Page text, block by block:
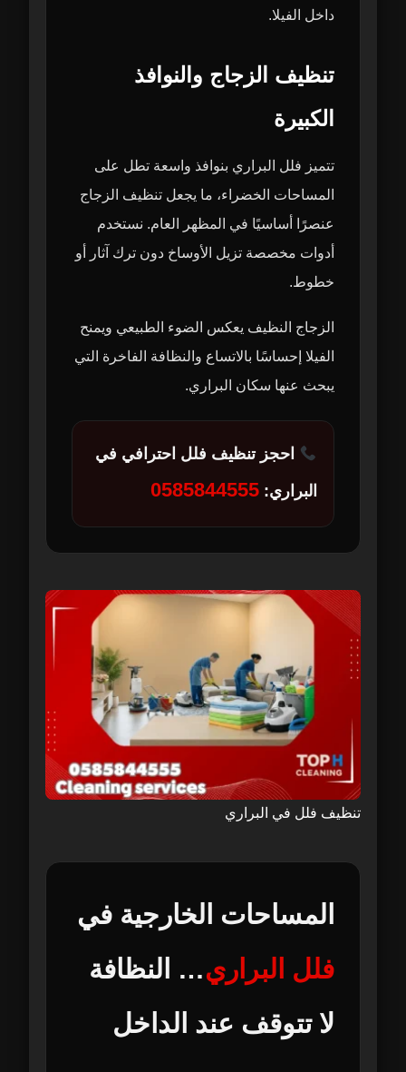
داخل الفيلا.
تنظيف الزجاج والنوافذ
الكبيرة
تتميز فلل البراري بنوافذ واسعة تطل على
المساحات الخضراء، ما يجعل تنظيف الزجاج
عنصرًا أساسيًا في المظهر العام. نستخدم
أدوات مخصصة تزيل الأوساخ دون ترك آثار أو
خطوط.
الزجاج النظيف يعكس الضوء الطبيعي ويمنح
الفيلا إحساسًا بالاتساع والنظافة الفاخرة التي
يبحث عنها سكان البراري.
احجز تنظيف فلل احترافي في
البراري: 0585844555
تنظيف فلل في البراري
المساحات الخارجية في
فلل البراري… النظافة
لا تتوقف عند الداخل